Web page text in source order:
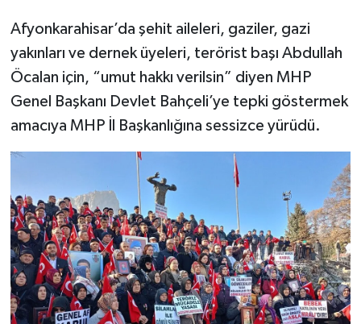
Afyonkarahisar’da şehit aileleri, gaziler, gazi
yakınları ve dernek üyeleri, terörist başı Abdullah
Öcalan için, “umut hakkı verilsin” diyen MHP
Genel Başkanı Devlet Bahçeli’ye tepki göstermek
amacıya MHP İl Başkanlığına sessizce yürüdü.